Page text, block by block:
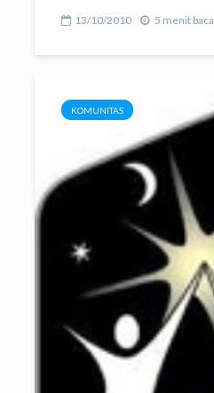
13/10/2010 5 menit baca
KOMUNITAS